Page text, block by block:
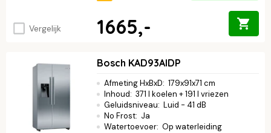
Vergelijk 1665,-
Bosch KAD93AIDP
Afmeting HxBxD: 179x91x71 cm
Inhoud: 371 l koelen + 191 l vriezen
Geluidsniveau: Luid - 41 dB
No Frost: Ja
Watertoevoer: Op waterleiding